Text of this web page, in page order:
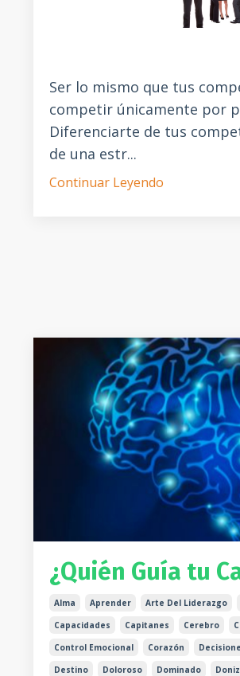
Ser lo mismo que tus
competir únicamente por
Diferenciarte de tus
de una estr...
Continuar Leyendo
¿Quién Guía tu
Alma Aprender Arte Del Liderazgo
Capacidades
Capitanes Cerebro
Control Emocional
Corazón
Destino
Doloroso Dominado